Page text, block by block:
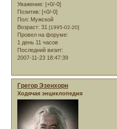
Уважение: [+0/-0]
Позитив: [+0/-0]
Пол: Мужской
Возраст: 31 [1995-02-20]
Провел на форуме:
1 день 11 часов
Последний визит:
2007-11-23 18:47:39
Грегор Эзенхорн
Ходячая энциклопедия